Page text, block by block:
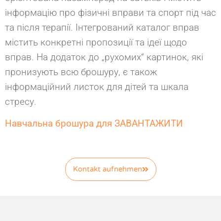
інформацію про фізичні вправи та спорт під час
та після терапії. Інтегрований каталог вправ
містить конкретні пропозиції та ідеї щодо
вправ. На додаток до „рухомих“ картинок, які
пронизують всю брошуру, є також
інформаційний листок для дітей та шкала
стресу.
Навчальна брошура для ЗАВАНТАЖИТИ
Kontakt aufnehmen